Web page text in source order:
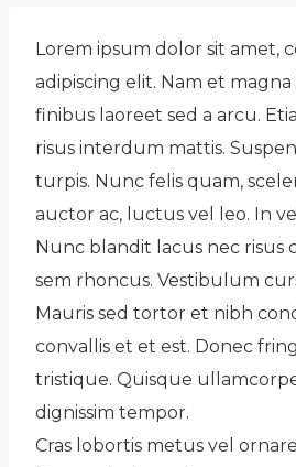
Lorem ipsum dolor sit amet,
adipiscing elit. Nam et
finibus laoreet sed a arcu.
risus interdum mattis.
turpis. Nunc felis quam,
auctor ac, luctus vel leo. In
Nunc blandit lacus nec risus
sem rhoncus. Vestibulum
Mauris sed tortor et nibh
convallis et et est. Donec
tristique. Quisque
dignissim tempor.
Cras lobortis metus vel